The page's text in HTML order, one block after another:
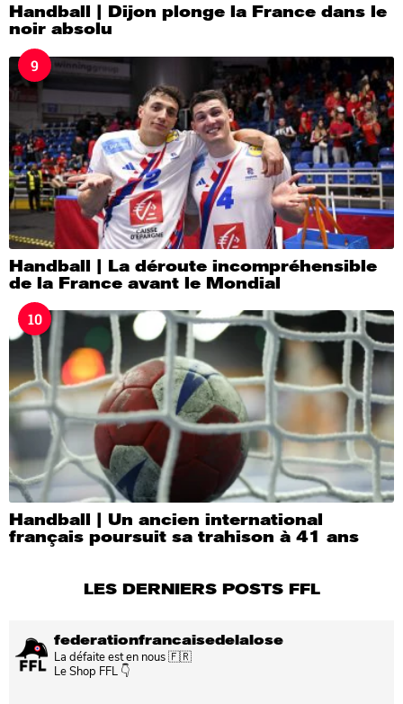
Handball | Dijon plonge la France dans le
noir absolu
9
Handball | La déroute incompréhensible
de la France avant le Mondial
10
Handball | Un ancien international
français poursuit sa trahison à 41 ans
LES DERNIERS POSTS FFL
federationfrancaisedelalose
La défaite est en nous 🇫🇷
Le Shop FFL 👇